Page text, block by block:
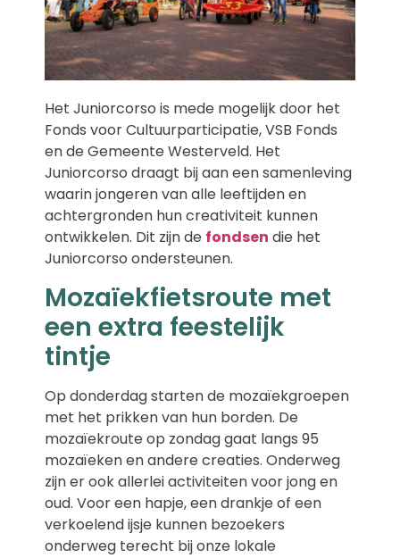
Het Juniorcorso is mede mogelijk door het
Fonds voor Cultuurparticipatie, VSB Fonds
en de Gemeente Westerveld. Het
Juniorcorso draagt bij aan een samenleving
waarin jongeren van alle leeftijden en
achtergronden hun creativiteit kunnen
ontwikkelen. Dit zijn de fondsen die het
Juniorcorso ondersteunen.
Mozaïekfietsroute met
een extra feestelijk
tintje
Op donderdag starten de mozaïekgroepen
met het prikken van hun borden. De
mozaïekroute op zondag gaat langs 95
mozaïeken en andere creaties. Onderweg
zijn er ook allerlei activiteiten voor jong en
oud. Voor een hapje, een drankje of een
verkoelend ijsje kunnen bezoekers
onderweg terecht bij onze lokale